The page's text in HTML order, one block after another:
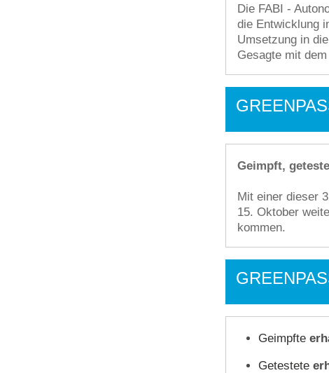
Die FABI -
die Entwicklung
Umsetzung in
Gesagte mit
Geimpft,
Mit einer dieser
15. Oktober
kommen.
Geimpfte
Getestete